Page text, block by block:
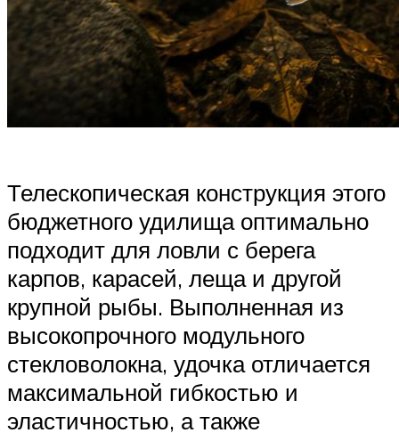
Телескопическая конструкция этого
бюджетного удилища оптимально
подходит для ловли с берега
карпов, карасей, леща и другой
крупной рыбы. Выполненная из
высокопрочного модульного
стекловолокна, удочка отличается
максимальной гибкостью и
эластичностью, а также